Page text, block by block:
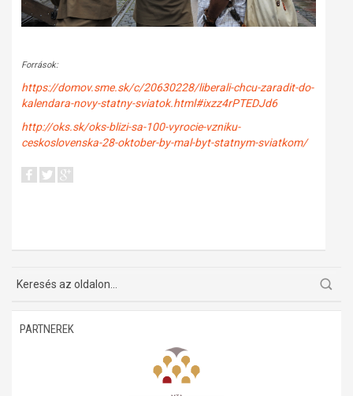
Források:
https://domov.sme.sk/c/20630228/liberali-chcu-zaradit-do-
kalendara-novy-statny-sviatok.html#ixzz4rPTEDJd6
http://oks.sk/oks-blizi-sa-100-vyrocie-vzniku-
ceskoslovenska-28-oktober-by-mal-byt-statnym-sviatkom/
PARTNEREK